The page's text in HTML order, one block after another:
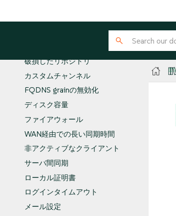
複製したSaltクライアント
ディスクがいっぱいになったコンテ
破損したリポジトリ
カスタムチャンネル
FQDNS grainの無効化
ディスク容量
ファイアウォール
WAN経由での長い同期時間
非アクティブなクライアント
サーバ間同期
ローカル証明書
ログインタイムアウト
メール設定